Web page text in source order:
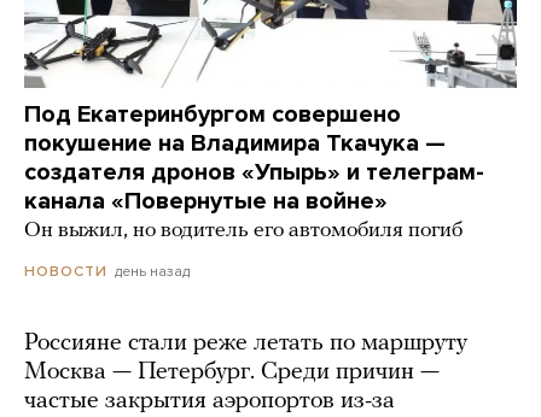
Под Екатеринбургом совершено
покушение на Владимира Ткачука —
создателя дронов «Упырь» и телеграм-
канала «Повернутые на войне»
Он выжил, но водитель его автомобиля погиб
НОВОСТИ день назад
Россияне стали реже летать по маршруту
Москва — Петербург. Среди причин —
частые закрытия аэропортов из-за